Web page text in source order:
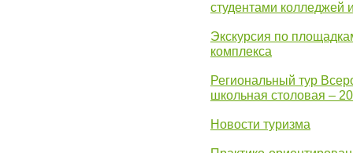
студентами колледжей
Экскурсия по
комплекса
Региональный тур
школьная столовая –
Новости туризма